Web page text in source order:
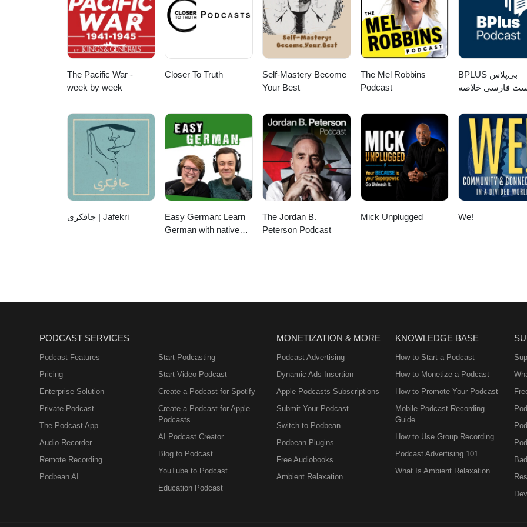
podpora@medipravnik.sk, radi sa na ňu pozrieme. www.medipravnik.sk | +421 948 075 965
The Pacific War -
week by week
Closer To Truth
Self-Mastery Become
Your Best
The Mel Robbins
Podcast
‌BPLUS بی‌پلاس
فارسی خلاصه
جافکری | Jafekri
Easy German: Learn
German with native
The Jordan B.
Peterson Podcast
Mick Unplugged We!
PODCAST SERVICES
Podcast Features
Pricing
Enterprise Solution
Private Podcast
The Podcast App
Audio Recorder
Remote Recording
Podbean AI
Start Podcasting
Start Video Podcast
Create a Podcast for Spotify
Create a Podcast for Apple
Podcasts
AI Podcast Creator
Blog to Podcast
YouTube to Podcast
Education Podcast
MONETIZATION & MORE
Podcast Advertising
Dynamic Ads Insertion
Apple Podcasts Subscriptions
Submit Your Podcast
Switch to Podbean
Podbean Plugins
Free Audiobooks
Ambient Relaxation
KNOWLEDGE BASE
How to Start a Podcast
How to Monetize a Podcast
How to Promote Your Podcast
Mobile Podcast Recording
Guide
How to Use Group Recording
Podcast Advertising 101
What Is Ambient Relaxation